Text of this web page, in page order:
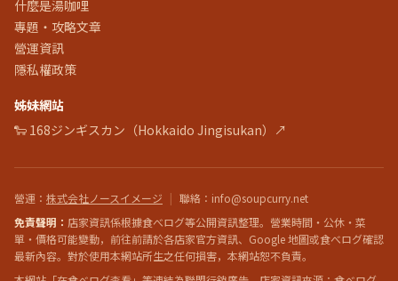
什麼是湯咖哩
專題・攻略文章
營運資訊
隱私權政策
姊妹網站
🐑 168ジンギスカン（Hokkaido Jingisukan）↗
營運 ： 株式会社ノースイメージ | 聯絡 ：info@soupcurry.net
免責聲明： 店家資訊係根據食べログ等公開資訊整理。營業時間・公休・菜
單・價格可能變動，前往前請於各店家官方資訊、Google 地圖或食べログ確認
最新內容。對於使用本網站所生之任何損害，本網站恕不負責。